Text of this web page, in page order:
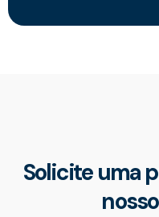
Solicite uma